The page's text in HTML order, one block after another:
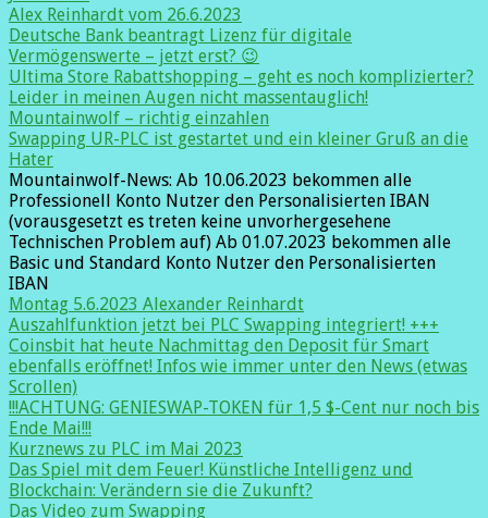
Alex Reinhardt vom 26.6.2023
Deutsche Bank beantragt Lizenz für digitale
Vermögenswerte – jetzt erst? 😉
Ultima Store Rabattshopping – geht es noch komplizierter?
Leider in meinen Augen nicht massentauglich!
Mountainwolf – richtig einzahlen
Swapping UR-PLC ist gestartet und ein kleiner Gruß an die
Hater
Mountainwolf-News: Ab 10.06.2023 bekommen alle
Professionell Konto Nutzer den Personalisierten IBAN
(vorausgesetzt es treten keine unvorhergesehene
Technischen Problem auf) Ab 01.07.2023 bekommen alle
Basic und Standard Konto Nutzer den Personalisierten
IBAN
Montag 5.6.2023 Alexander Reinhardt
Auszahlfunktion jetzt bei PLC Swapping integriert! +++
Coinsbit hat heute Nachmittag den Deposit für Smart
ebenfalls eröffnet! Infos wie immer unter den News (etwas
Scrollen)
!!!ACHTUNG: GENIESWAP-TOKEN für 1,5 $-Cent nur noch bis
Ende Mai!!!
Kurznews zu PLC im Mai 2023
Das Spiel mit dem Feuer! Künstliche Intelligenz und
Blockchain: Verändern sie die Zukunft?
Das Video zum Swapping